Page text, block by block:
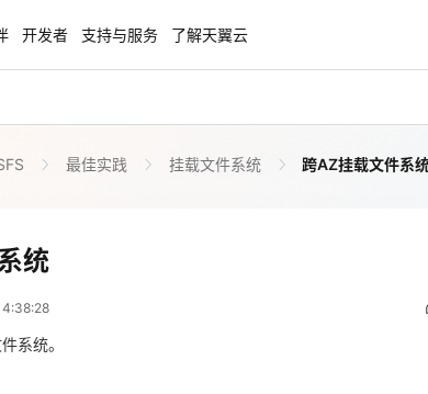
NEW 聚力AI赋能 天翼云大模型专项
全球！
“一云多芯、一云多态”,国产化软件全面适
开发者 支持与服务 了解天翼云
最佳实践 挂载文件系统 跨AZ挂载文件系
统
系统。